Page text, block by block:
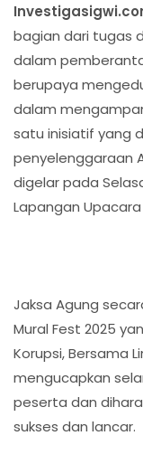
bagian dari tugas
dalam
berupaya
dalam
satu inisiatif yang
penyelenggaraan
digelar pada
Lapangan
Jaksa Agung
Mural Fest 2025
Korupsi, Bersama
mengucapkan
peserta dan
sukses dan lancar.